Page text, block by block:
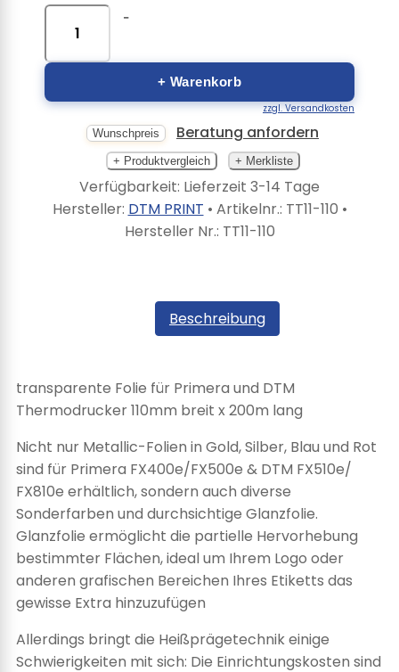
-
+ Warenkorb
zzgl. Versandkosten
Wunschpreis
Beratung anfordern
+ Produktvergleich + Merkliste
Verfügbarkeit: Lieferzeit 3-14 Tage
Hersteller: DTM PRINT • Artikelnr.: TT11-110 •
Hersteller Nr.: TT11-110
Beschreibung
transparente Folie für Primera und DTM
Thermodrucker 110mm breit x 200m lang
Nicht nur Metallic-Folien in Gold, Silber, Blau und Rot
sind für Primera FX400e/FX500e & DTM FX510e/
FX810e erhältlich, sondern auch diverse
Sonderfarben und durchsichtige Glanzfolie.
Glanzfolie ermöglicht die partielle Hervorhebung
bestimmter Flächen, ideal um Ihrem Logo oder
anderen grafischen Bereichen Ihres Etiketts das
gewisse Extra hinzuzufügen
Allerdings bringt die Heißprägetechnik einige
Schwierigkeiten mit sich: Die Einrichtungskosten sind